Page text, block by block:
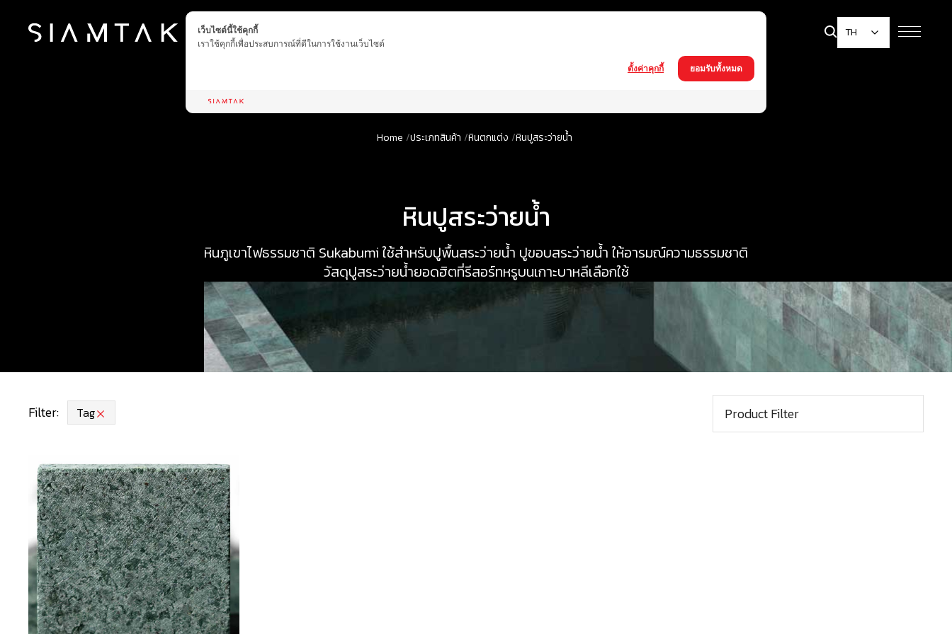
TH
Home ประเภทสินค้า หินตกแต่ง หินปูสระว่ายน้ำ
หินปูสระว่ายน้ำ
หินภูเขาไฟธรรมชาติ Sukabumi ใช้สำหรับปูพื้นสระว่ายน้ำ ปูขอบสระว่ายน้ำ ให้อารมณ์ความธรรมชาติ
วัสดุปูสระว่ายน้ำยอดฮิตที่รีสอร์ทหรูบนเกาะบาหลีเลือกใช้
Filter: Tag Product Filter
เว็บไซต์นี้ใช้คุกกี้
เราใช้คุกกี้เพื่อประสบการณ์ที่ดีในการใช้งานเว็บไซต์
ยอมรับทั้งหมด
ตั้งค่าคุกกี้